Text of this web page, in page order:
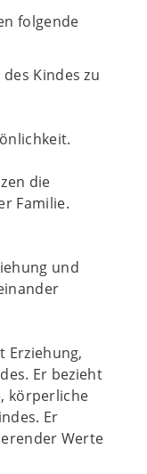
folgende
Kindes zu
die
Familie.
und
Erziehung,
Er bezieht
körperliche
Er
Werte